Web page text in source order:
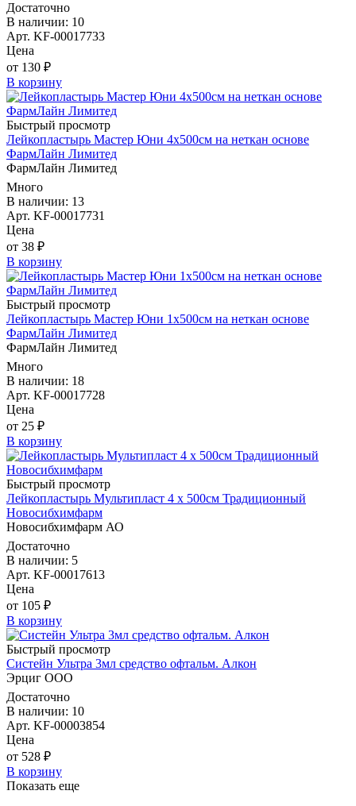
Достаточно
В наличии: 10
Арт. KF-00017733
Цена
от 130 ₽
В корзину
Быстрый просмотр
Лейкопластырь Мастер Юни 4х500см на неткан основе
ФармЛайн Лимитед
ФармЛайн Лимитед
Много
В наличии: 13
Арт. KF-00017731
Цена
от 38 ₽
В корзину
Быстрый просмотр
Лейкопластырь Мастер Юни 1х500см на неткан основе
ФармЛайн Лимитед
ФармЛайн Лимитед
Много
В наличии: 18
Арт. KF-00017728
Цена
от 25 ₽
В корзину
Быстрый просмотр
Лейкопластырь Мультипласт 4 х 500см Традиционный
Новосибхимфарм
Новосибхимфарм АО
Достаточно
В наличии: 5
Арт. KF-00017613
Цена
от 105 ₽
В корзину
Быстрый просмотр
Систейн Ультра 3мл средство офтальм. Алкон
Эрциг ООО
Достаточно
В наличии: 10
Арт. KF-00003854
Цена
от 528 ₽
В корзину
Показать еще